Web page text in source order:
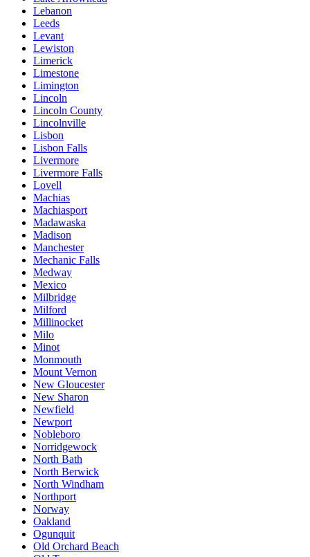
Lebanon
Leeds
Levant
Lewiston
Limerick
Limestone
Limington
Lincoln
Lincoln County
Lincolnville
Lisbon
Lisbon Falls
Livermore
Livermore Falls
Lovell
Machias
Machiasport
Madawaska
Madison
Manchester
Mechanic Falls
Medway
Mexico
Milbridge
Milford
Millinocket
Milo
Minot
Monmouth
Mount Vernon
New Gloucester
New Sharon
Newfield
Newport
Nobleboro
Norridgewock
North Bath
North Berwick
North Windham
Northport
Norway
Oakland
Ogunquit
Old Orchard Beach